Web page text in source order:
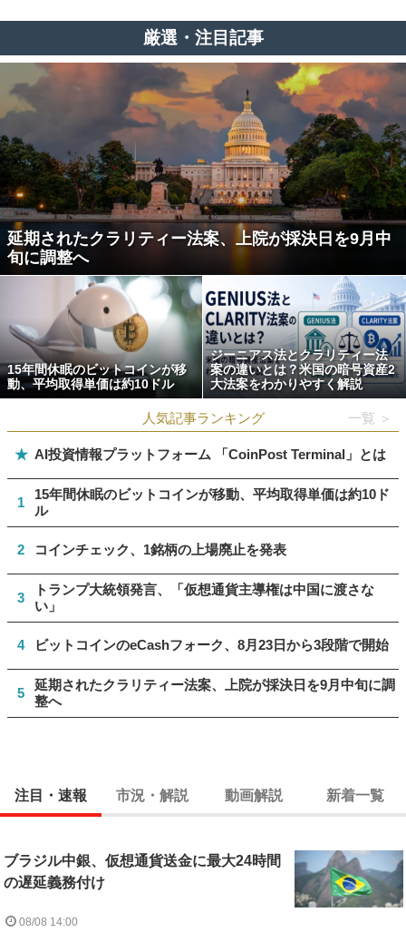
厳選・注目記事
延期されたクラリティー法案、上院が採決日を9月中
旬に調整へ
15年間休眠のビットコインが移
動、平均取得単価は約10ドル
ジーニアス法とクラリティー法
案の違いとは？米国の暗号資産2
大法案をわかりやすく解説
人気記事ランキング 一覧 ＞
★ AI投資情報プラットフォーム 「CoinPost Terminal」とは
1
15年間休眠のビットコインが移動、平均取得単価は約10ド
ル
2 コインチェック、1銘柄の上場廃止を発表
3
トランプ大統領発言、「仮想通貨主導権は中国に渡さな
い」
4 ビットコインのeCashフォーク、8月23日から3段階で開始
5
延期されたクラリティー法案、上院が採決日を9月中旬に調
整へ
注目・速報 市況・解説 動画解説 新着一覧
ブラジル中銀、仮想通貨送金に最大24時間
の遅延義務付け
08/08 14:00